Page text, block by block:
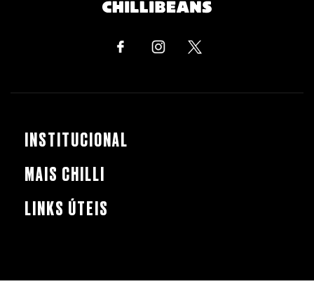
INSTITUCIONAL
MAIS CHILLI
LINKS ÚTEIS